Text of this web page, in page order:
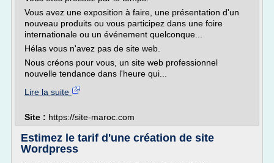
Vous avez une exposition à faire, une présentation d'un
nouveau produits ou vous participez dans une foire
internationale ou un événement quelconque...
Hélas vous n'avez pas de site web.
Nous créons pour vous, un site web professionnel
nouvelle tendance dans l'heure qui...
Lire la suite
Site : https://site-maroc.com
Estimez le tarif d'une création de site
Wordpress